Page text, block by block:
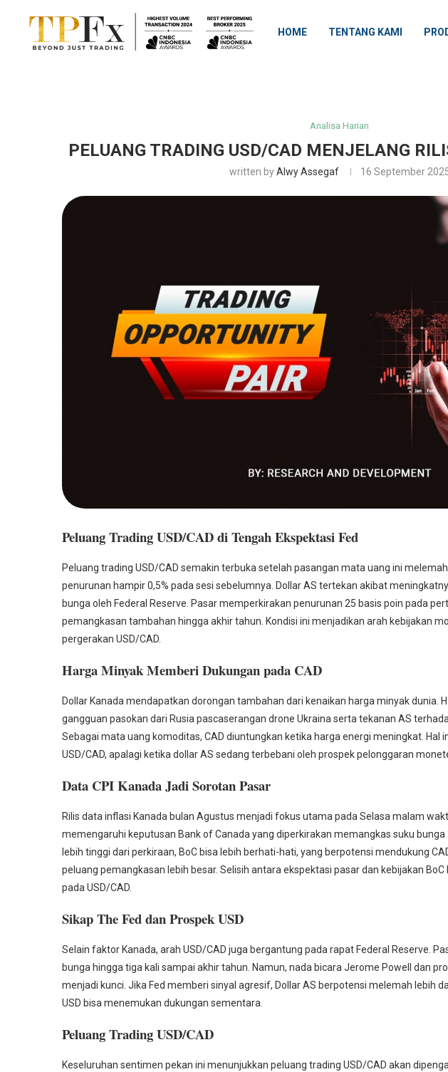
HOME TENTANG KAMI
Analisa Harian
PELUANG TRADING USD/CAD MENJELANG
written byAlwy Assegaf 16 September
Peluang Trading USD/CAD di Tengah Ekspektasi Fed
Peluang trading USD/CAD semakin terbuka setelah pasangan mata uang ini
penurunan hampir 0,5% pada sesi sebelumnya. Dollar AS tertekan akibat
bunga oleh Federal Reserve. Pasar memperkirakan penurunan 25 basis poin pada
pemangkasan tambahan hingga akhir tahun. Kondisi ini menjadikan arah kebijakan
pergerakan USD/CAD.
Harga Minyak Memberi Dukungan pada CAD
Dollar Kanada mendapatkan dorongan tambahan dari kenaikan harga minyak dunia.
gangguan pasokan dari Rusia pascaserangan drone Ukraina serta tekanan AS
Sebagai mata uang komoditas, CAD diuntungkan ketika harga energi meningkat. Hal
USD/CAD, apalagi ketika dollar AS sedang terbebani oleh prospek pelonggaran
Data CPI Kanada Jadi Sorotan Pasar
Rilis data inflasi Kanada bulan Agustus menjadi fokus utama pada Selasa malam
memengaruhi keputusan Bank of Canada yang diperkirakan memangkas suku bunga
lebih tinggi dari perkiraan, BoC bisa lebih berhati-hati, yang berpotensi mendukung
peluang pemangkasan lebih besar. Selisih antara ekspektasi pasar dan kebijakan
pada USD/CAD.
Sikap The Fed dan Prospek USD
Selain faktor Kanada, arah USD/CAD juga bergantung pada rapat Federal Reserve.
bunga hingga tiga kali sampai akhir tahun. Namun, nada bicara Jerome Powell dan
menjadi kunci. Jika Fed memberi sinyal agresif, Dollar AS berpotensi melemah lebih
USD bisa menemukan dukungan sementara.
Peluang Trading USD/CAD
Keseluruhan sentimen pekan ini menunjukkan peluang trading USD/CAD akan